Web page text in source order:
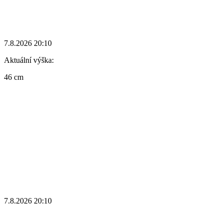
7.8.2026 20:10
Aktuální výška:
46 cm
7.8.2026 20:10